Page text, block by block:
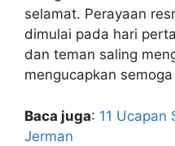
selamat. Perayaan
dimulai pada hari
dan teman saling
mengucapkan
Baca juga: 11 Ucapan
Jerman